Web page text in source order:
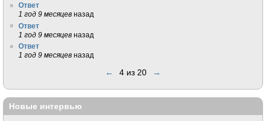
Ответ
1 год 9 месяцев назад
Ответ
1 год 9 месяцев назад
Ответ
1 год 9 месяцев назад
← 4 из 20 →
Новые интервью